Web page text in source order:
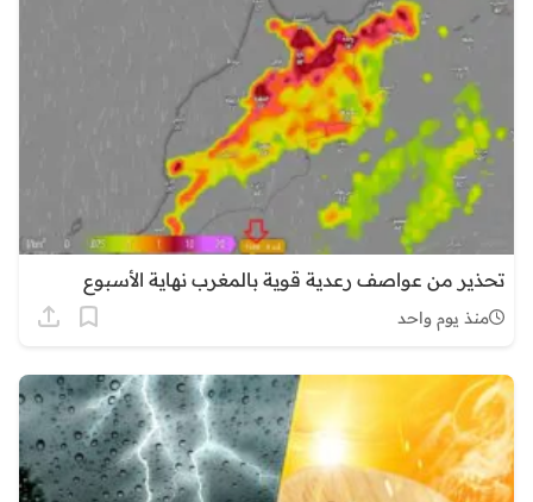
تحذير من عواصف رعدية قوية بالمغرب نهاية الأسبوع
منذ يوم واحد